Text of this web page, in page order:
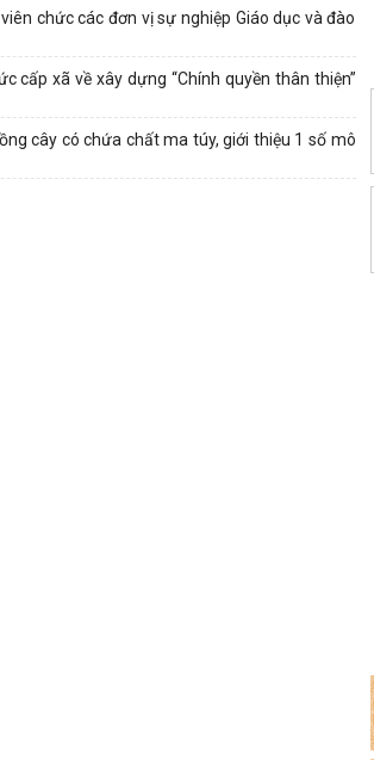
chức các đơn vị sự nghiệp Giáo dục và đào
cấp xã về xây dựng “Chính quyền thân thiện”
cây có chứa chất ma túy, giới thiệu 1 số mô